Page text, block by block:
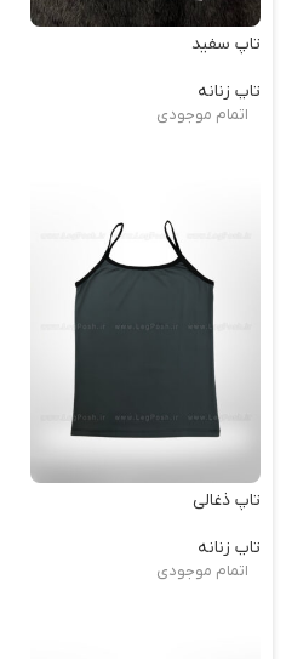
تاپ سفید
تاپ زنانه
اتمام موجودی
تاپ ذغالی
تاپ زنانه
اتمام موجودی